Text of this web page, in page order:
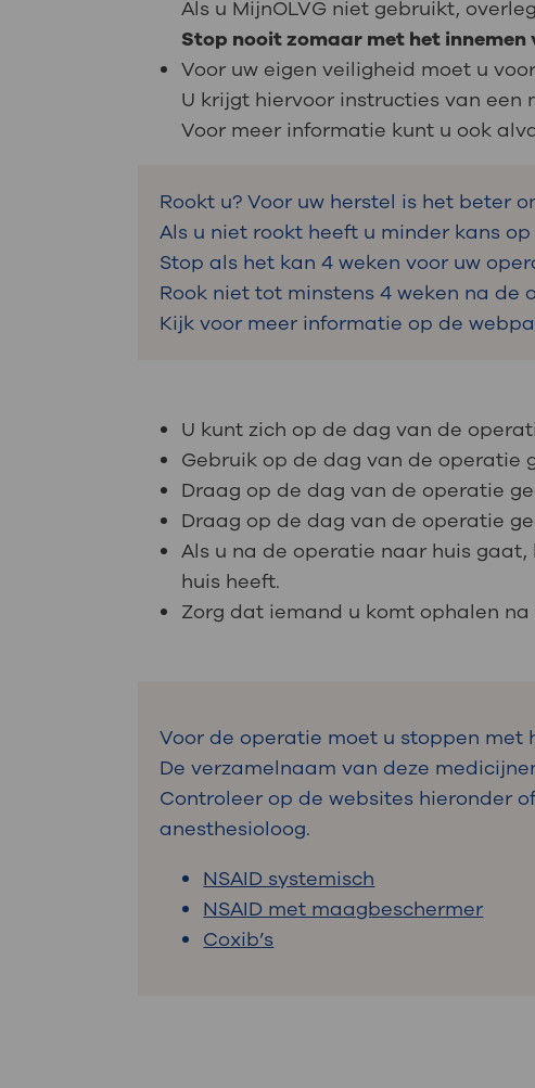
Als u MijnOLVG niet gebruikt,
Stop nooit zomaar met het innemen
Voor uw eigen veiligheid moet u
U krijgt hiervoor instructies van een
Voor meer informatie kunt u ook
Rookt u? Voor uw herstel is het beter
Als u niet rookt heeft u minder kans
Stop als het kan 4 weken voor uw
Rook niet tot minstens 4 weken na de
Kijk voor meer informatie op de
U kunt zich op de dag van de
Gebruik op de dag van de operatie
Draag op de dag van de operatie
Draag op de dag van de operatie
Als u na de operatie naar huis
huis heeft.
Zorg dat iemand u komt ophalen
Voor de operatie moet u stoppen
De verzamelnaam van deze
Controleer op de websites hieronder
anesthesioloog.
NSAID systemisch
NSAID met maagbeschermer
Coxib’s